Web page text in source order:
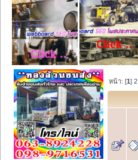
หน้า: [1]2